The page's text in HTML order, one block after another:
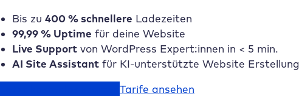
Bis zu 400 % schnellere Ladezeiten
99,99 % Uptime für deine Website
Live Supportvon WordPress Expert:innen in < 5 min.
AI Site Assistantfür KI-unterstützte Website Erstellung
Tarife ansehen